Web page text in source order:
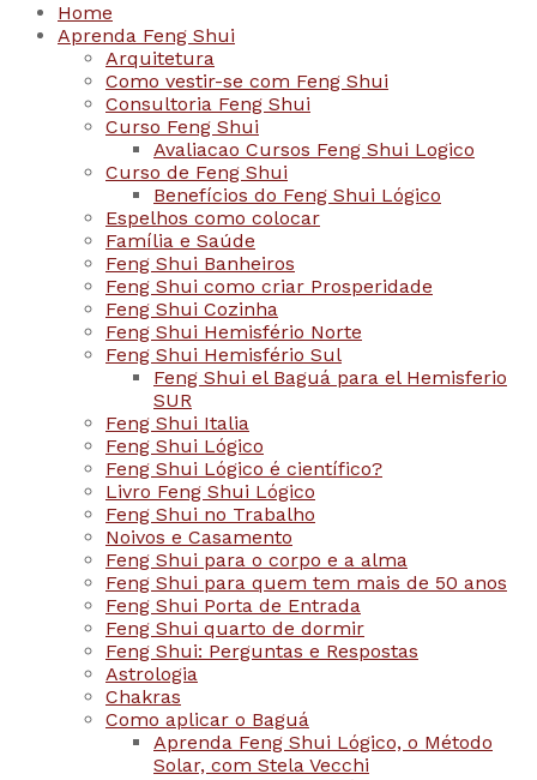
Home
Aprenda Feng Shui
Arquitetura
Como vestir-se com Feng Shui
Consultoria Feng Shui
Curso Feng Shui
Avaliacao Cursos Feng Shui Logico
Curso de Feng Shui
Benefícios do Feng Shui Lógico
Espelhos como colocar
Família e Saúde
Feng Shui Banheiros
Feng Shui como criar Prosperidade
Feng Shui Cozinha
Feng Shui Hemisfério Norte
Feng Shui Hemisfério Sul
Feng Shui el Baguá para el Hemisferio
SUR
Feng Shui Italia
Feng Shui Lógico
Feng Shui Lógico é científico?
Livro Feng Shui Lógico
Feng Shui no Trabalho
Noivos e Casamento
Feng Shui para o corpo e a alma
Feng Shui para quem tem mais de 50 anos
Feng Shui Porta de Entrada
Feng Shui quarto de dormir
Feng Shui: Perguntas e Respostas
Astrologia
Chakras
Como aplicar o Baguá
Aprenda Feng Shui Lógico, o Método
Solar, com Stela Vecchi